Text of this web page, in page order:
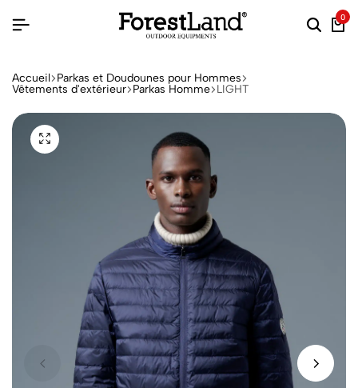
0
Accueil Parkas et Doudounes pour Hommes
Vêtements d'extérieur Parkas Homme LIGHT